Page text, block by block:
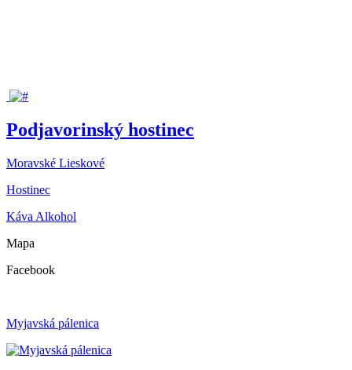
Podjavorinský hostinec
Moravské Lieskové
Hostinec
Káva Alkohol
Mapa
Facebook
Myjavská pálenica